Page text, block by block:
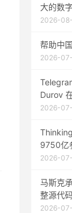
大的数
2026-
帮助中
2026-
Durov
2026-
9750亿
2026-
马斯克
整源代码
2026-